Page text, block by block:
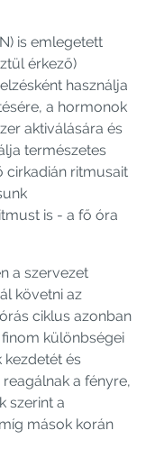
is emlegetett
érkező)
használja
a hormonok
aktiválására és
természetes
cirkadián ritmusait
is - a fő óra
a szervezet
követni az
ciklus azonban
különbségei
kezdetét és
a fényre,
szerint a
mások korán